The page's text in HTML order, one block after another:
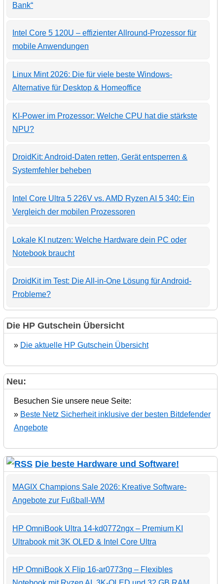
Bank“
Intel Core 5 120U – effizienter Allround-Prozessor für
mobile Anwendungen
Linux Mint 2026: Die für viele beste Windows-
Alternative für Desktop & Homeoffice
KI-Power im Prozessor: Welche CPU hat die stärkste
NPU?
DroidKit: Android-Daten retten, Gerät entsperren &
Systemfehler beheben
Intel Core Ultra 5 226V vs. AMD Ryzen AI 5 340: Ein
Vergleich der mobilen Prozessoren
Lokale KI nutzen: Welche Hardware dein PC oder
Notebook braucht
DroidKit im Test: Die All-in-One Lösung für Android-
Probleme?
Die HP Gutschein Übersicht
» Die aktuelle HP Gutschein Übersicht
Neu:
Besuchen Sie unsere neue Seite:
» Beste Netz Sicherheit inklusive der besten Bitdefender
Angebote
Die beste Hardware und Software!
MAGIX Champions Sale 2026: Kreative Software-
Angebote zur Fußball-WM
HP OmniBook Ultra 14-kd0772ngx – Premium KI
Ultrabook mit 3K OLED & Intel Core Ultra
HP OmniBook X Flip 16-ar0773ng – Flexibles